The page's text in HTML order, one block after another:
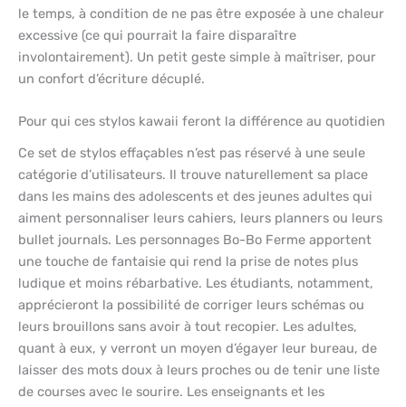
le temps, à condition de ne pas être exposée à une chaleur
excessive (ce qui pourrait la faire disparaître
involontairement). Un petit geste simple à maîtriser, pour
un confort d’écriture décuplé.
Pour qui ces stylos kawaii feront la différence au quotidien
Ce set de stylos effaçables n’est pas réservé à une seule
catégorie d’utilisateurs. Il trouve naturellement sa place
dans les mains des adolescents et des jeunes adultes qui
aiment personnaliser leurs cahiers, leurs planners ou leurs
bullet journals. Les personnages Bo-Bo Ferme apportent
une touche de fantaisie qui rend la prise de notes plus
ludique et moins rébarbative. Les étudiants, notamment,
apprécieront la possibilité de corriger leurs schémas ou
leurs brouillons sans avoir à tout recopier. Les adultes,
quant à eux, y verront un moyen d’égayer leur bureau, de
laisser des mots doux à leurs proches ou de tenir une liste
de courses avec le sourire. Les enseignants et les